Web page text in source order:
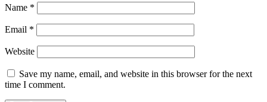
Name *
Email *
Website
Save my name, email, and website in this browser for the next
time I comment.